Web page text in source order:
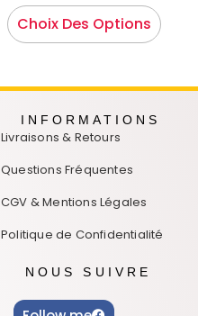
Choix Des Options
INFORMATIONS
Livraisons & Retours
Questions Fréquentes
CGV & Mentions Légales
Politique de Confidentialité
NOUS SUIVRE